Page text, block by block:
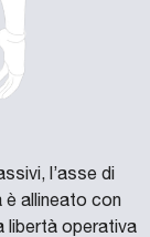
l’asse di
è allineato con
libertà operativa